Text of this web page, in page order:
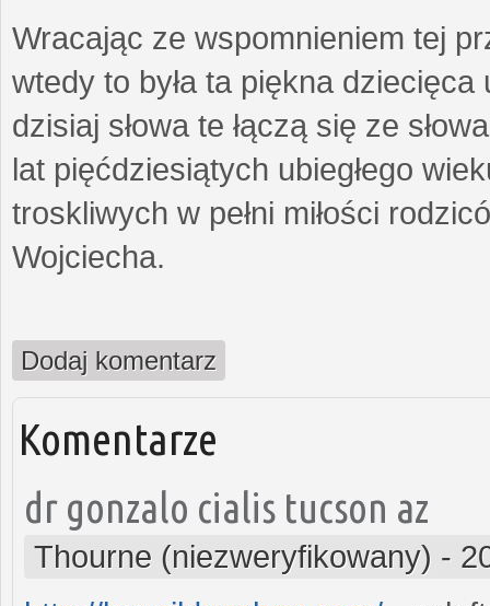
Wracając ze wspomnieniem tej
wtedy to była ta piękna dziecięca
dzisiaj słowa te łączą się ze
lat pięćdziesiątych ubiegłego
troskliwych w pełni miłości
Wojciecha.
Dodaj komentarz
Komentarze
dr gonzalo cialis tucson az
Thourne (niezweryfikowany) -